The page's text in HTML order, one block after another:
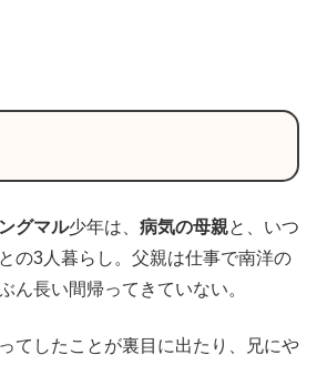
グマル少年は、 病気の母親と、いつ
の3人暮らし。父親は仕事で南洋の
ん長い間帰ってきていない。
てしたことが裏目に出たり、兄にや